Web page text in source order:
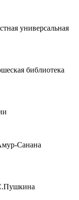
универсальная
библиотека
Санана